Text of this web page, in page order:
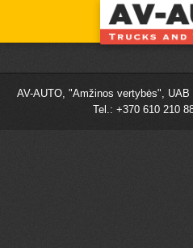
AV-AUTO, "Amžinos vertybės",
Tel.: +370 610 210